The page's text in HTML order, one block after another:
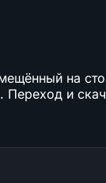
на
и